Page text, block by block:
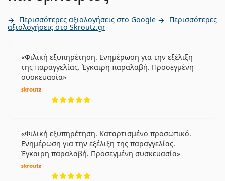
Περισσότερες αξιολογήσεις στο Google Περισσότερες
αξιολογήσεις στο Skroutz.gr
Φιλική εξυπηρέτηση. Ενημέρωση για την εξέλιξη
της παραγγελίας. Έγκαιρη παραλαβή. Προσεγμένη
συσκευασία
Φιλική εξυπηρέτηση. Καταρτισμένο προσωπικό.
Ενημέρωση για την εξέλιξη της παραγγελίας.
Έγκαιρη παραλαβή. Προσεγμένη συσκευασία